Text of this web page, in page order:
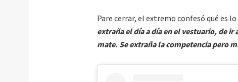
Pare cerrar, el extremo confesó qué es
extraña el día a día en el vestuario, de
mate. Se extraña la competencia pero